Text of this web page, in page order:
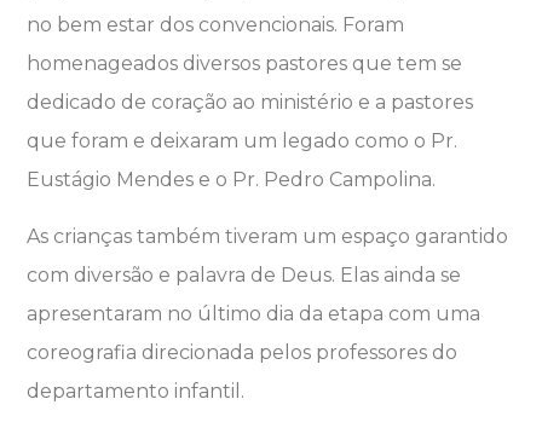
no bem estar dos convencionais. Foram
homenageados diversos pastores que tem se
dedicado de coração ao ministério e a pastores
que foram e deixaram um legado como o Pr.
Eustágio Mendes e o Pr. Pedro Campolina.
As crianças também tiveram um espaço garantido
com diversão e palavra de Deus. Elas ainda se
apresentaram no último dia da etapa com uma
coreografia direcionada pelos professores do
departamento infantil.